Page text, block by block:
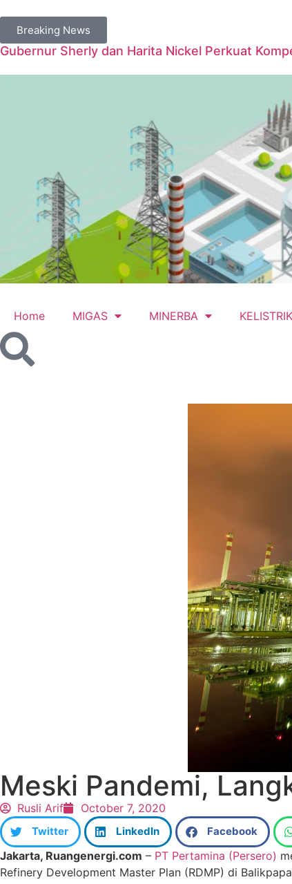
Breaking News
Gubernur Sherly dan Harita Nickel Perkuat
Home MIGAS MINERBA
Meski Pandemi,
Rusli Arif October 7, 2020
Twitter LinkedIn Facebook
Jakarta, Ruangenergi.com – PT Pertamina (Persero)
Refinery Development Master Plan (RDMP) di